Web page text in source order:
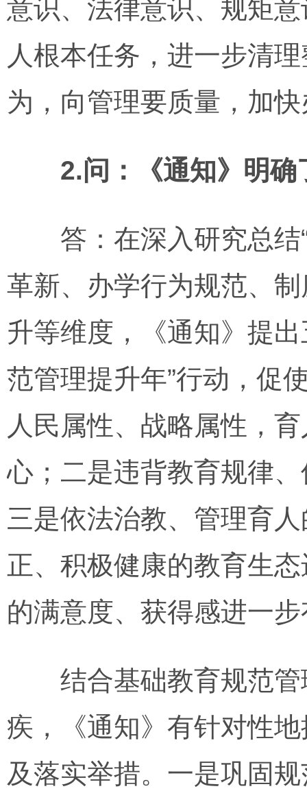
意识、法律意识、规矩
人根本任务，进一步清
为，向管理要质量，加
2.问：《通知》明
答：在深入研究总结“
革新、办学行为规范、
升等维度，《通知》提
范管理提升年”行动，促
人民属性、战略属性，
心；二是违背教育规律
三是依法治教、管理育
正、积极健康的教育生
的满意度、获得感进一
结合基础教育规范管
疾，《通知》有针对性
及落实举措。一是巩固